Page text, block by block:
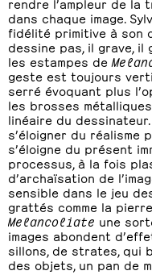
dans chaque image.
fidélité primitive à son
dessine pas, il grave,
les estampes de
geste est toujours
serré évoquant plus
les brosses
linéaire du
s’éloigner du réalisme
s’éloigne du présent
processus, à la fois
d’archaïsation de
sensible dans le jeu
grattés comme la
Melancoliate une
images abondent
sillons, de strates, qui
des objets, un pan de